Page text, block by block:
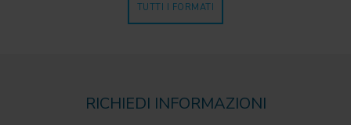
TUTTI I FORMATI
RICHIEDI INFORMAZIONI